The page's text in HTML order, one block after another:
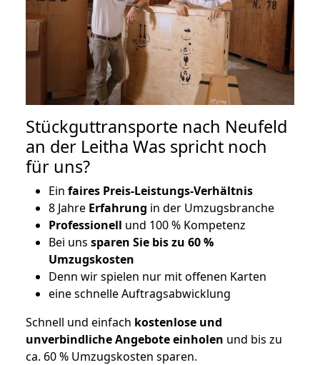
Stückguttransporte nach Neufeld
an der Leitha Was spricht noch
für uns?
Ein faires Preis-Leistungs-Verhältnis
8 Jahre Erfahrung in der Umzugsbranche
Professionell und 100 % Kompetenz
Bei uns sparen Sie bis zu 60 %
Umzugskosten
Denn wir spielen nur mit offenen Karten
eine schnelle Auftragsabwicklung
Schnell und einfach kostenlose und
unverbindliche Angebote einholen und bis zu
ca. 60 % Umzugskosten sparen.